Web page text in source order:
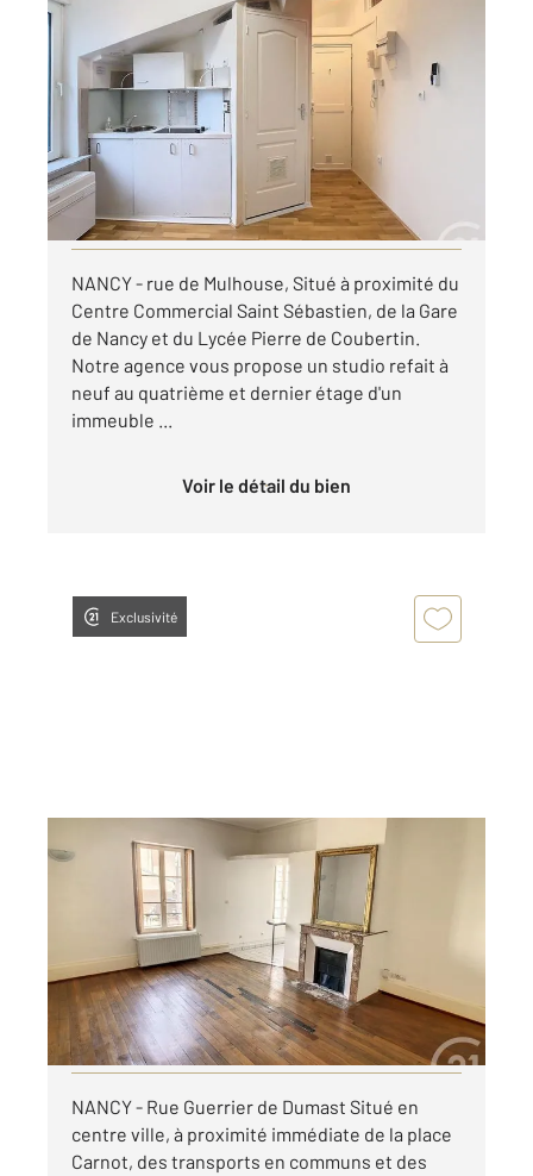
NANCY 54
12,10 m 2, 1 pièce
Ref : 121990
Appartement Studio à louer
410 €
par mois charges comprises
Visiter le site dédié
NANCY - rue de Mulhouse, Situé à proximité du
Centre Commercial Saint Sébastien, de la Gare
de Nancy et du Lycée Pierre de Coubertin.
Notre agence vous propose un studio refait à
neuf au quatrième et dernier étage d'un
immeuble ...
Voir le détail du bien
Exclusivité
NANCY 54
49,31 m2, 2 pièces
Ref : 121963
Appartement F2 à louer
590 €
par mois charges comprises
Visiter le site dédié
NANCY - Rue Guerrier de Dumast Situé en
centre ville, à proximité immédiate de la place
Carnot, des transports en communs et des